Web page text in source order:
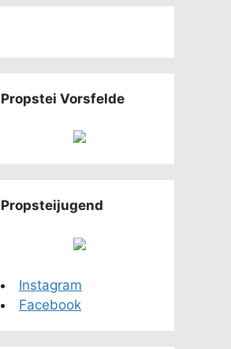
Propstei Vorsfelde
Propsteijugend
Instagram
Facebook